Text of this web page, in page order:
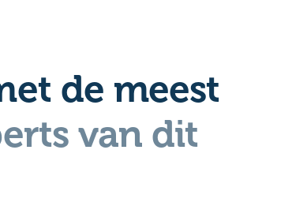
de meest
van dit